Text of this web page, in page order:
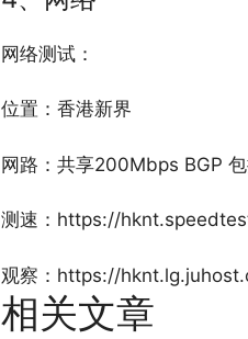
网络测试：
位置：香港新界
网路：共享200Mbps BGP
测速：https://
观察：https://
相关文章